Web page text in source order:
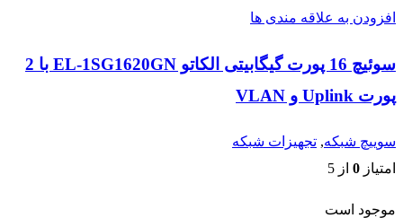
افزودن به علاقه مندی ها
سوئیچ 16 پورت گیگابیتی الکاتو EL‑1SG1620GN با 2
پورت Uplink و VLAN
سوییچ شبکه, تجهیزات شبکه
امتیاز 0 از 5
موجود است